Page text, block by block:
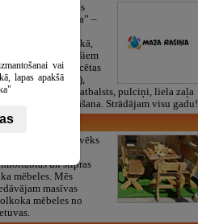
izglītības
“Maza Rasiņa” –
Zasulaukā,
no 10 mēnešiem
6 gadiem. Licencētas
(LV/RU),
speciālais atbalsts, pulciņi, liela zaļa
un 3x ēdināšana. Strādājam visu gadu!
mēbeles
. Jebukrš cilvēks
un stipras
mēbeles. Mēs
masīvas
mēbeles no
vai
lapas apakšā